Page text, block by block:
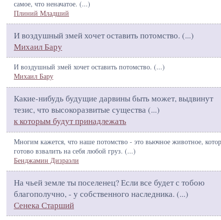
самое, что неначатое. (...)
Плиний Младший
И воздушный змей хочет оставить потомство. (...)
Михаил Бару
И воздушный змей хочет оставить потомство. (...)
Михаил Бару
Какие-нибудь будущие дарвины быть может, выдвинут
тезис, что высокоразвитые существа (...)
к которым будут принадлежать
Многим кажется, что наше потомство - это вьючное животное,
готово взвалить на себя любой груз. (...)
Бенджамин Дизраэли
На чьей земле ты поселенец? Если все будет с тобою
благополучно, - у собственного наследника. (...)
Сенека Старший